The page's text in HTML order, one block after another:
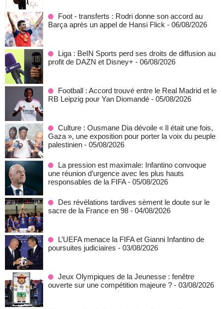
Foot - transferts : Rodri donne son accord au
Barça après un appel de Hansi Flick - 06/08/2026
Liga : BeIN Sports perd ses droits de diffusion au
profit de DAZN et Disney+ - 06/08/2026
Football : Accord trouvé entre le Real Madrid et le
RB Leipzig pour Yan Diomandé - 05/08/2026
Culture : Ousmane Dia dévoile « Il était une fois,
Gaza », une exposition pour porter la voix du peuple
palestinien - 05/08/2026
La pression est maximale: Infantino convoque
une réunion d’urgence avec les plus hauts
responsables de la FIFA - 05/08/2026
Des révélations tardives sèment le doute sur le
sacre de la France en 98 - 04/08/2026
L’UEFA menace la FIFA et Gianni Infantino de
poursuites judiciaires - 03/08/2026
Jeux Olympiques de la Jeunesse : fenêtre
ouverte sur une compétition majeure ? - 03/08/2026